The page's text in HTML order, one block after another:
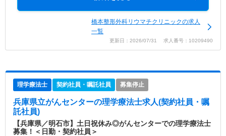
橋本整形外科リウマチクリニックの求人
一覧
更新日：2026/07/31 求人番号：10209490
理学療法士 契約社員・嘱託社員 募集停止
兵庫県立がんセンターの理学療法士求人(契約社員・嘱
託社員)
【兵庫県／明石市】土日祝休み◎がんセンターでの理学療法士
募集！＜日勤・契約社員＞